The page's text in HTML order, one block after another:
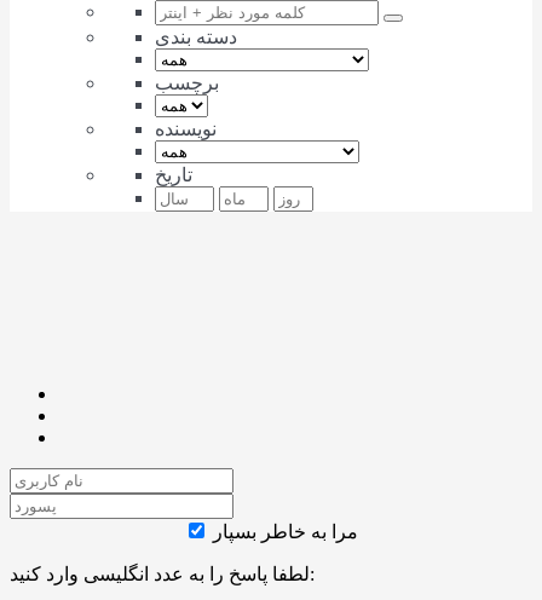
دسته بندی
برچسب
نویسنده
تاریخ
مرا به خاطر بسپار
لطفا پاسخ را به عدد انگلیسی وارد کنید: